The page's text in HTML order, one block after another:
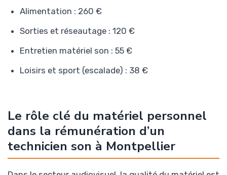
Alimentation : 260 €
Sorties et réseautage : 120 €
Entretien matériel son : 55 €
Loisirs et sport (escalade) : 38 €
Le rôle clé du matériel personnel
dans la rémunération d’un
technicien son à Montpellier